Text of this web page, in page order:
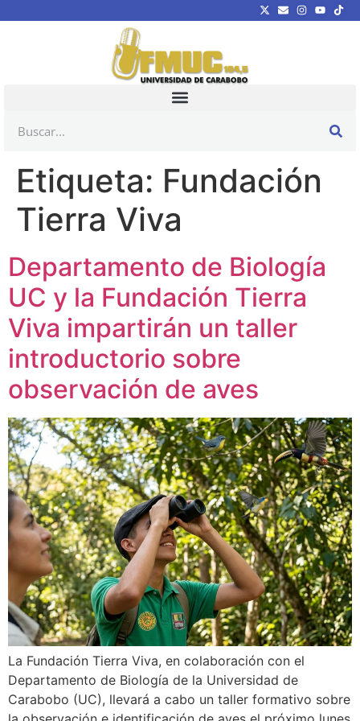
Etiqueta: Fundación
Tierra Viva
Departamento de Biología
UC y la Fundación Tierra
Viva impartirán un taller
introductorio sobre
observación de aves
La Fundación Tierra Viva, en colaboración con el
Departamento de Biología de la Universidad de
Carabobo (UC), llevará a cabo un taller formativo sobre